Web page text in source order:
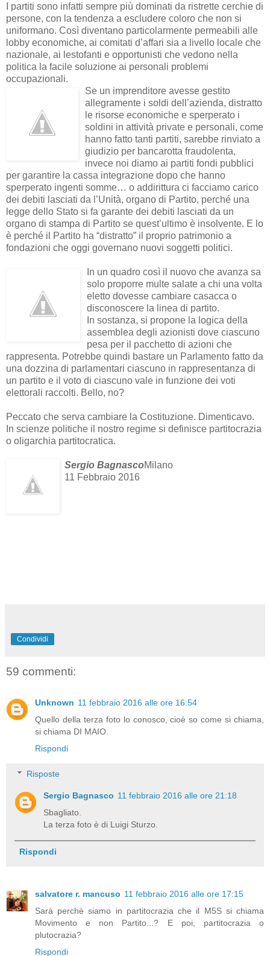
I partiti sono infatti sempre più dominati da ristrette cerchie di
persone, con la tendenza a escludere coloro che non si
uniformano. Così diventano particolarmente permeabili alle
lobby economiche, ai comitati d’affari sia a livello locale che
nazionale, ai lestofanti e opportunisti che vedono nella
politica la facile soluzione ai personali problemi
occupazionali.
Se un imprenditore avesse gestito
allegramente i soldi dell’azienda, distratto
le risorse economiche e sperperato i
soldini in attività private e personali, come
hanno fatto tanti partiti, sarebbe rinviato a
giudizio per bancarotta fraudolenta,
invece noi diamo ai partiti fondi pubblici
per garantire la cassa integrazione dopo che hanno
sperperato ingenti somme… o addirittura ci facciamo carico
dei debiti lasciati da l’Unità, organo di Partito, perché una
legge dello Stato si fa garante dei debiti lasciati da un
organo di stampa di Partito se quest’ultimo è insolvente. E lo
è perché il Partito ha “distratto” il proprio patrimonio a
fondazioni che oggi governano nuovi soggetti politici.
In un quadro così il nuovo che avanza sa
solo proporre multe salate a chi una volta
eletto dovesse cambiare casacca o
disconoscere la linea di partito.
In sostanza, si propone la logica della
assemblea degli azionisti dove ciascuno
pesa per il pacchetto di azioni che
rappresenta. Potrebbe quindi bastare un Parlamento fatto da
una dozzina di parlamentari ciascuno in rappresentanza di
un partito e il voto di ciascuno vale in funzione dei voti
elettorali raccolti. Bello, no?
Peccato che serva cambiare la Costituzione. Dimenticavo.
In scienze politiche il nostro regime si definisce partitocrazia
o oligarchia partitocratica.
Sergio BagnascoMilano
11 Febbraio 2016
Condividi
59 commenti:
Unknown 11 febbraio 2016 alle ore 16:54
Quello della terza foto lo conosco, cioè so come si chiama,
si chiama DI MAIO.
Rispondi
Risposte
Sergio Bagnasco 11 febbraio 2016 alle ore 21:18
Sbagliato.
La terza foto è di Luigi Sturzo.
Rispondi
salvatore r. mancuso 11 febbraio 2016 alle ore 17:15
Sarà perchè siamo in partitocrazia che il M5S si chiama
Movimento e non Partito...? E poi, partitocrazia o
plutocrazia?
Rispondi